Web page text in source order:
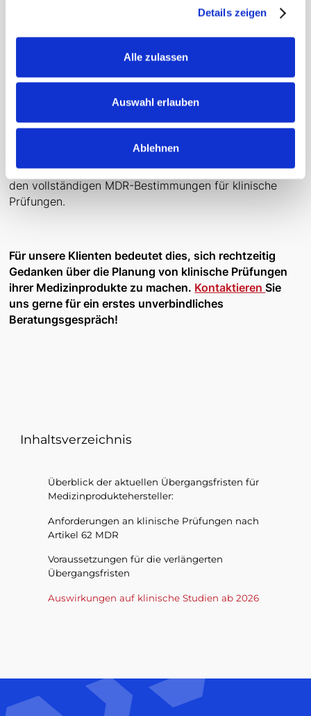
Details zeigen
Alle zulassen
Auswahl erlauben
Ablehnen
Praktische Konsequenzen für Hersteller
vollständig MDR-konforme klinische Prüfungen
durchführen.
Dies bedeutet erheblichhöhere regulatorische
Anforderungen, umfangreichere Dokumentation und
"legacy devices"verlieren dann
endgültig ihren privilegierten Status und unterliegen
den vollständigen MDR-Bestimmungen für klinische
Prüfungen.
Für unsere Klienten bedeutet dies, sich rechtzeitig
Gedanken über die Planung von klinische Prüfungen
ihrer Medizinprodukte zu machen. KontaktierenSie
uns gerne für ein erstes unverbindliches
Beratungsgespräch!
Inhaltsverzeichnis
Überblick der aktuellen Übergangsfristen für
Medizinproduktehersteller:
Anforderungen an klinische Prüfungen nach
Artikel 62 MDR
Voraussetzungen für die verlängerten
Übergangsfristen
Auswirkungen auf klinische Studien ab 2026